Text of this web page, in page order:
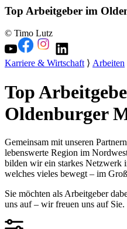
Top Arbeitgeber im
© Timo Lutz
Karriere & Wirtschaft⟩ Arbeiten
Top
Oldenburger
Gemeinsam mit unseren
lebenswerte Region im
bilden wir ein starkes Netzwerk
welches vieles bewegt – im
Sie möchten als Arbeitgeber
uns auf – wir freuen uns auf Sie.